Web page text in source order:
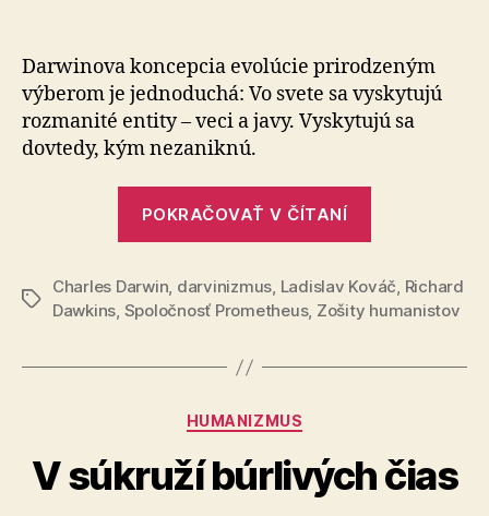
zmyslu
Darwinova koncepcia evolúcie prirodzeným
výberom je jednoduchá: Vo svete sa vyskytujú
rozmanité entity – veci a javy. Vyskytujú sa
dovtedy, kým nezaniknú.
POKRAČOVAŤ V ČÍTANÍ
zmyslu“
Značky
Charles Darwin, darvinizmus, Ladislav Kováč, Richard
Dawkins, Spoločnosť Prometheus, Zošity humanistov
Kategórie
HUMANIZMUS
V súkruží búrlivých čias